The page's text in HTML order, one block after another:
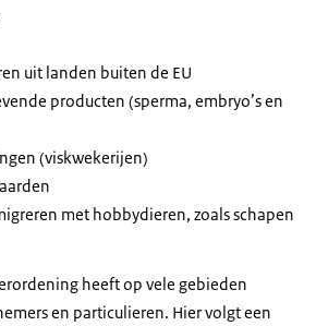
uit landen buiten de EU
producten (sperma, embryo’s en
(viskwekerijen)
met hobbydieren, zoals schapen
heeft op vele gebieden
en particulieren. Hier volgt een